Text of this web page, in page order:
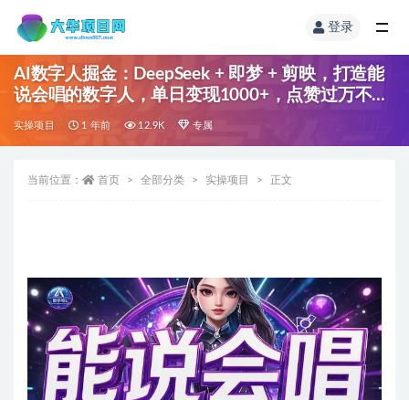
登录
AI数字人掘金：DeepSeek + 即梦 + 剪映，打造能
说会唱的数字人，单日变现1000+，点赞过万不是
梦！【专属】
实操项目 1 年前 12.9K 专属
当前位置： 首页 全部分类 实操项目 正文